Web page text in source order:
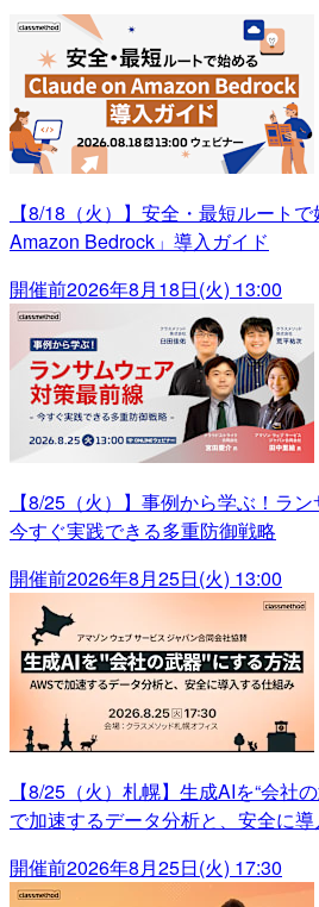
【8/18（火）】安全・最短ルート
Amazon Bedrock」導入ガイド
開催前2026年8月18日(火) 13:00
【8/25（火）】事例から学ぶ！ラ
今すぐ実践できる多重防御戦略
開催前2026年8月25日(火) 13:00
【8/25（火）札幌】生成AIを“会社
で加速するデータ分析と、安全に
開催前2026年8月25日(火) 17:30